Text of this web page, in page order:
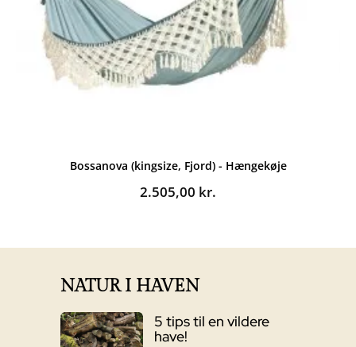
Bossanova (kingsize, Fjord) - Hængekøje
2.505,00 kr.
NATUR I HAVEN
5 tips til en vildere
have!